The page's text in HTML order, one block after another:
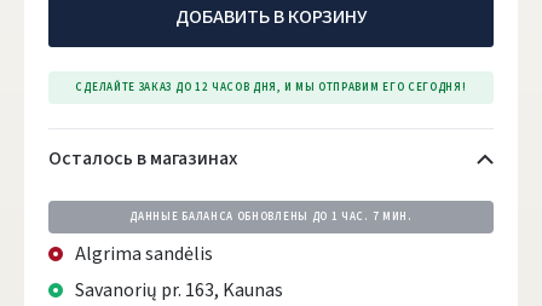
ДОБАВИТЬ В КОРЗИНУ
СДЕЛАЙТЕ ЗАКАЗ ДО 12 ЧАСОВ ДНЯ, И МЫ ОТПРАВИМ ЕГО СЕГОДНЯ!
Осталось в магазинах
ДАННЫЕ БАЛАНСА ОБНОВЛЕНЫ ДО 1 ЧАС. 7 МИН.
Algrima sandėlis
Savanorių pr. 163, Kaunas